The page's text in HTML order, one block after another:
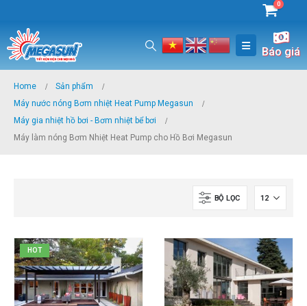
0
Báo giá
Home
Sản phẩm
Máy nước nóng Bơm nhiệt Heat Pump Megasun
Máy gia nhiệt hồ bơi - Bơm nhiệt bể bơi
Máy làm nóng Bơm Nhiệt Heat Pump cho Hồ Bơi Megasun
BỘ LỌC
HOT